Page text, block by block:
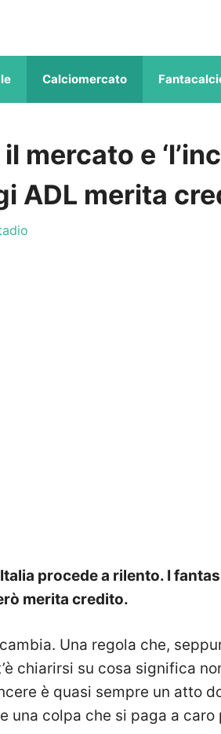
Calciomercato
mercato e
ADL merita
procede a rilento. I
merita credito.
Una regola che,
chiarirsi su cosa significa
è quasi sempre un atto
una colpa che si paga a caro